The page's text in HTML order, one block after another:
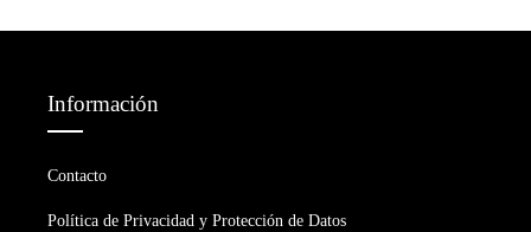
Información
Contacto
Política de Privacidad y Protección de Datos